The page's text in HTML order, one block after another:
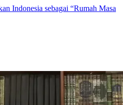
Indonesia sebagai “Rumah Masa